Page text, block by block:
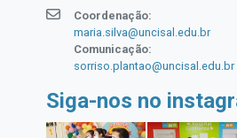
Coordenação:
maria.silva@uncisal.edu.br
Comunicação:
sorriso.plantao@uncisal.edu.br
Siga-nos no